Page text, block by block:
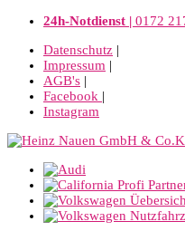
24h-Notdienst | 0172
Datenschutz |
Impressum |
AGB's |
Facebook |
Instagram